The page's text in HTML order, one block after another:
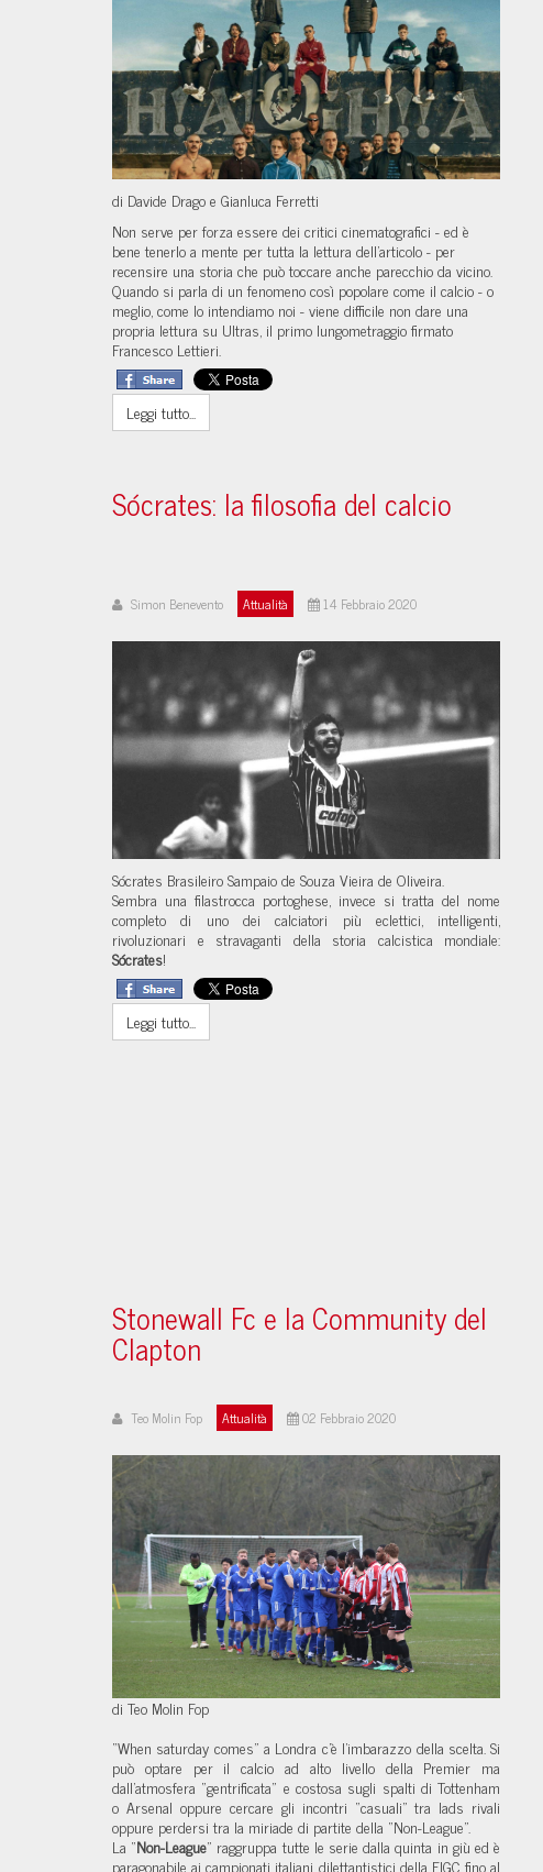
di Davide Drago e Gianluca Ferretti
Non serve per forza essere dei critici cinematografici - ed è
bene tenerlo a mente per tutta la lettura dell’articolo - per
recensire una storia che può toccare anche parecchio da vicino.
Quando si parla di un fenomeno così popolare come il calcio - o
meglio, come lo intendiamo noi - viene difficile non dare una
propria lettura su Ultras, il primo lungometraggio firmato
Francesco Lettieri.
Leggi tutto...
Sócrates: la filosofia del calcio
Simon Benevento Attualità 14 Febbraio 2020
Sócrates Brasileiro Sampaio de Souza Vieira de Oliveira.
Sembra una filastrocca portoghese, invece si tratta del nome
completo di uno dei calciatori più eclettici, intelligenti,
rivoluzionari e stravaganti della storia calcistica mondiale:
Sócrates!
Leggi tutto...
Stonewall Fc e la Community del
Clapton
Teo Molin Fop Attualità 02 Febbraio 2020
di Teo Molin Fop
“When saturday comes” a Londra c'è l'imbarazzo della scelta. Si
può optare per il calcio ad alto livello della Premier ma
dall'atmosfera “gentrificata” e costosa sugli spalti di Tottenham
o Arsenal oppure cercare gli incontri “casuali” tra lads rivali
oppure perdersi tra la miriade di partite della “Non-League”.
La “Non-League” raggruppa tutte le serie dalla quinta in giù ed è
paragonabile ai campionati italiani dilettantistici della FIGC fino al